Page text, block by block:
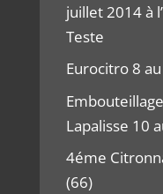
juillet 2014 à
Teste
Eurocitro 8
Lapalisse 10
4éme
(66)